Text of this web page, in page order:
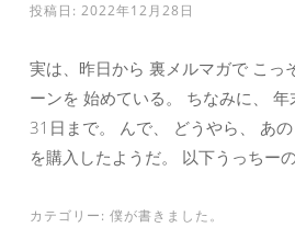
投稿日: 2022年12月28日
実は、昨日から 裏メルマガで こっ
ーンを 始めている。 ちなみに、
31日まで。 んで、 どうやら、 あ
を購入したようだ。 以下うっちー
カテゴリー: 僕が書きました。